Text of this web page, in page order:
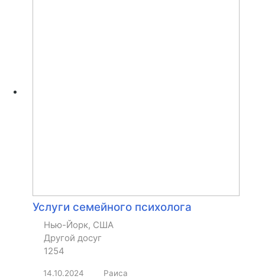
Услуги семейного психолога
Нью-Йорк, США
Другой досуг
1254
14.10.2024 Раиса